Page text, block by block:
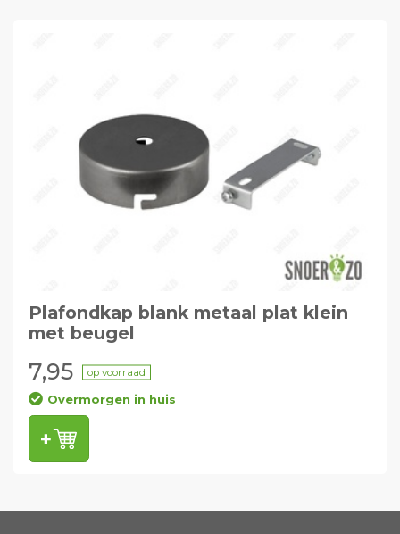
Plafondkap blank metaal plat klein
met beugel
7,95 op voorraad
Overmorgen in huis